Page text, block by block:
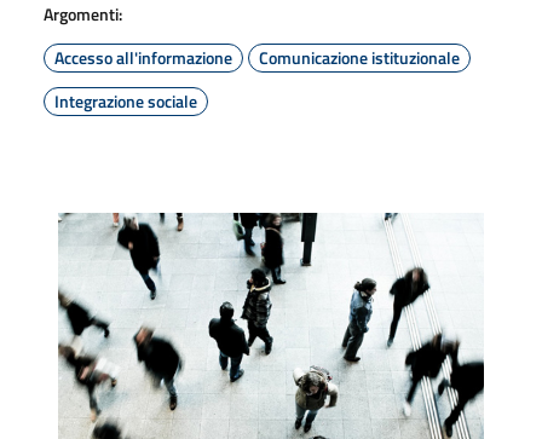
Argomenti:
Accesso all'informazione
Comunicazione istituzionale
Integrazione sociale